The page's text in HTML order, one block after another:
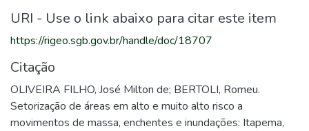
URI - Use o link abaixo para citar este item
https://rigeo.sgb.gov.br/handle/doc/18707
Citação
OLIVEIRA FILHO, José Milton de; BERTOLI, Romeu.
Setorização de áreas em alto e muito alto risco a
movimentos de massa, enchentes e inundações: Itapema,